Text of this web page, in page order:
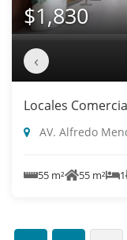
$1,830
‹
Locales
AV. Alfredo
55 m² 55 m² 1